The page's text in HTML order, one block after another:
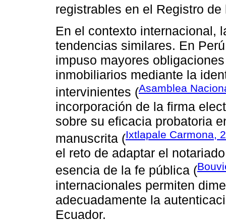
registrables en el Registro de
En el contexto internacional,
tendencias similares. En
impuso mayores
inmobiliarios mediante la
intervinientes (Asamblea
incorporación de la firma
sobre su eficacia probatoria
manuscrita (Ixtlapale Carmona,
el reto de adaptar el
esencia de la fe pública (
internacionales permiten
adecuadamente la
Ecuador.